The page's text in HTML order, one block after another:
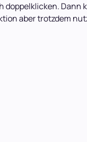
Dann
aber trotzdem